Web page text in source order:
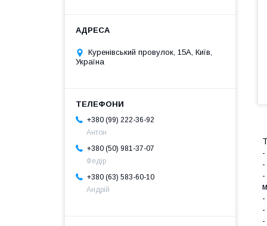
-
-
-
-
-
-
Куренівський провулок, 15А, Київ,
Україна
+380 (99) 222-36-92
Антон
+380 (50) 981-37-07
Федір
+380 (63) 583-60-10
Андрій